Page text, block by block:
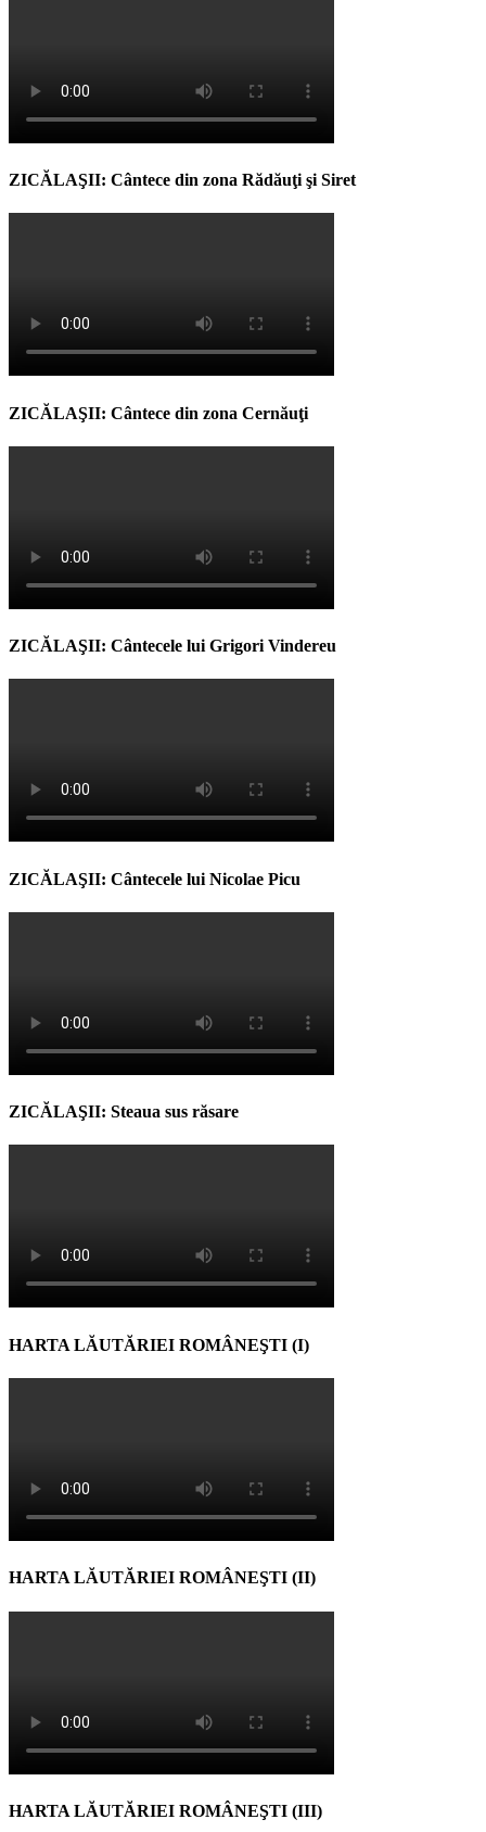
ZICĂLAŞII: Cântece din zona Rădăuţi şi Siret
ZICĂLAŞII: Cântece din zona Cernăuţi
ZICĂLAŞII: Cântecele lui Grigori Vindereu
ZICĂLAŞII: Cântecele lui Nicolae Picu
ZICĂLAŞII: Steaua sus răsare
HARTA LĂUTĂRIEI ROMÂNEŞTI (I)
HARTA LĂUTĂRIEI ROMÂNEŞTI (II)
HARTA LĂUTĂRIEI ROMÂNEŞTI (III)